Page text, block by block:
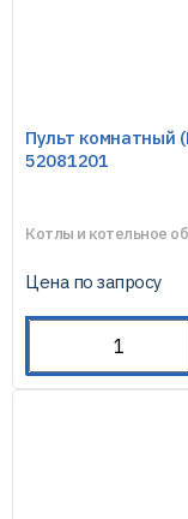
Пульт комнатный
52081201
Котлы и котельное
Цена по запросу